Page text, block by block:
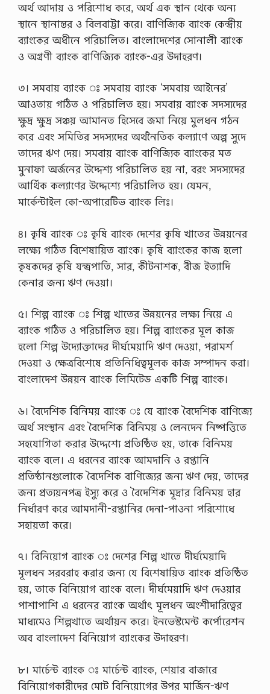
অর্থ আদায় ও পরিশোধ করে, অর্থ এক স্থান থেকে অন্য
স্থানে স্থানান্তর ও বিলবাট্টা করে। বাণিজ্যিক ব্যাংক কেন্দ্রীয়
ব্যাংকের অধীনে পরিচালিত। বাংলাদেশের সোনালী ব্যাংক
ও অগ্রণী ব্যাংক বাণিজ্যিক ব্যাংক-এর উদাহরণ।
৩। সমবায় ব্যাংক ঃ সমবায় ব্যাংক ‘সমবায় আইনের’
আওতায় গঠিত ও পরিচালিত হয়। সমবায় ব্যাংক সদস্যদের
ক্ষুদ্র ক্ষুদ্র সঞ্চয় আমানত হিসেবে জমা নিয়ে মুলধন গঠন
করে এবং সমিতির সদস্যদের অর্থনৈতিক কল্যাণে অল্প সুদে
তাদের ঋণ দেয়। সমবায় ব্যাংক বাণিজ্যিক ব্যাংকের মত
মুনাফা অর্জনের উদ্দেশ্য পরিচালিত হয় না, বরং সদস্যদের
আর্থিক কল্যাণের উদ্দেশ্যে পরিচালিত হয়। যেমন,
মার্কেন্টাইল কো-অপারেটিভ ব্যাংক লিঃ।
৪। কৃষি ব্যাংক ঃ কৃষি ব্যাংক দেশের কৃষি খাতের উন্নয়নের
লক্ষ্যে গঠিত বিশেষায়িত ব্যাংক। কৃষি ব্যাংকের কাজ হলো
কৃষকদের কৃষি যন্ত্রপাতি, সার, কীটনাশক, বীজ ইত্যাদি
কেনার জন্য ঋণ দেওয়া।
৫। শিল্প ব্যাংক ঃ শিল্প খাতের উন্নয়নের লক্ষ্য নিয়ে এ
ব্যাংক গঠিত ও পরিচালিত হয়। শিল্প ব্যাংকের মূল কাজ
হলো শিল্প উদ্যোক্তাদের দীর্ঘমেয়াদি ঋণ দেওয়া, পরামর্শ
দেওয়া ও ক্ষেত্রবিশেষে প্রতিনিধিত্বমূলক কাজ সম্পাদন করা।
বাংলাদেশ উন্নয়ন ব্যাংক লিমিটেড একটি শিল্প ব্যাংক।
৬। বৈদেশিক বিনিময় ব্যাংক ঃ যে ব্যাংক বৈদেশিক বাণিজ্যে
অর্থ সংস্থান এবং বৈদেশিক বিনিময় ও লেনদেন নিষ্পত্তিতে
সহযোগিতা করার উদ্দেশ্যে প্রতিষ্ঠিত হয়, তাকে বিনিময়
ব্যাংক বলে। এ ধরনের ব্যাংক আমদানি ও রপ্তানি
প্রতিষ্ঠানগুলোকে বৈদেশিক বাণিজ্যের জন্য ঋণ দেয়, তাদের
জন্য প্রত্যয়নপত্র ইস্যু করে ও বৈদেশিক মূদ্রার বিনিময় হার
নির্ধারণ করে আমদানী-রপ্তানির দেনা-পাওনা পরিশোধে
সহায়তা করে।
৭। বিনিয়োগ ব্যাংক ঃ দেশের শিল্প খাতে দীর্ঘমেয়াদি
মূলধন সরবরাহ করার জন্য যে বিশেষায়িত ব্যাংক প্রতিষ্ঠিত
হয়, তাকে বিনিয়োগ ব্যাংক বলে। দীর্ঘমেয়াদি ঋণ দেওয়ার
পাশাপাশি এ ধরনের ব্যাংক অর্থাৎ মূলধন অংশীদারিত্বের
মাধ্যমেও শিল্পখাতে অর্থায়ন করে। ইনভেস্টমেন্ট কর্পোরেশন
অব বাংলাদেশ বিনিয়োগ ব্যাংকের উদাহরণ।
৮। মার্চেন্ট ব্যাংক ঃ মার্চেন্ট ব্যাংক, শেয়ার বাজারে
বিনিয়োগকারীদের মোট বিনিয়োগের উপর মার্জিন-ঋণ